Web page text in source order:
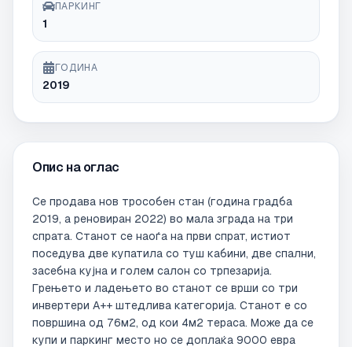
ПАРКИНГ
1
ГОДИНА
2019
Опис на оглас
Се продава нов трособен стан (година градба
2019, а реновиран 2022) во мала зграда на три
спрата. Станот се наоѓа на први спрат, истиот
поседува две купатила со туш кабини, две спални,
засебна кујна и голем салон со трпезарија.
Грењето и ладењето во станот се врши со три
инвертери А++ штедлива категорија. Станот е со
површина од 76м2, од кои 4м2 тераса. Може да се
купи и паркинг место но се доплаќа 9000 евра